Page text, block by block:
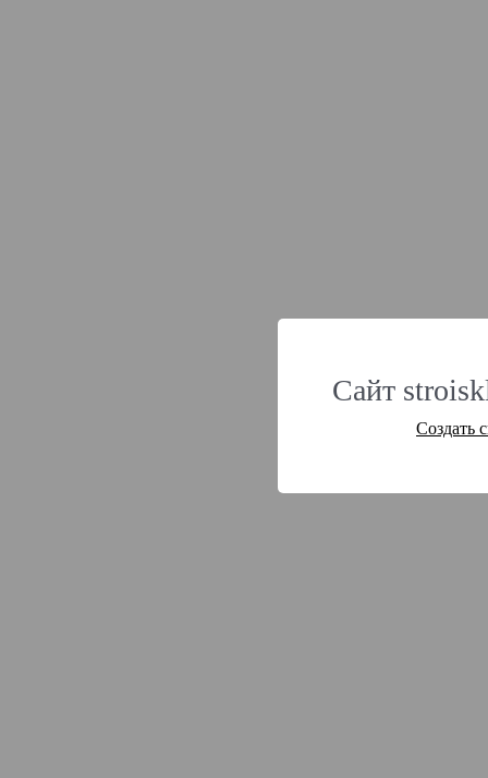
Сайт
Создать